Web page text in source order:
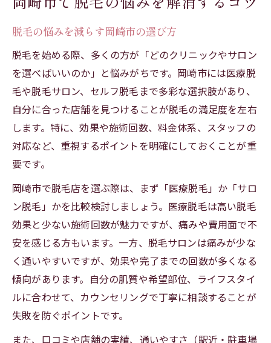
メンズ脱毛岡崎の効果的なクリニック選び
愛知県岡崎市のメンズ脱毛人気の理由
岡崎市で脱毛悩みを相談する最適な方法
VIO脱毛の事前準備と岡崎での注意点
脱毛岡崎のVIO事前準備で失敗回避
VIO脱毛の悩みを解く岡崎市のポイント
脱毛の悩みVIO編 岡崎市での注意点集
VIO脱毛岡崎で安心施術を受ける方法
後悔しない脱毛選びに必要な知識とは
脱毛選びで後悔しないための岡崎市対策
岡崎市脱毛の悩みを解決する選び方とは
愛知県岡崎市の脱毛選びで重視すべき点
後悔事例から学ぶ岡崎市脱毛の知識
脱毛の悩みを減らす岡崎市の選び方
脱毛を始める際、多くの方が「どのクリニックやサロン
を選べばいいのか」と悩みがちです。岡崎市には医療脱
毛や脱毛サロン、セルフ脱毛まで多彩な選択肢があり、
自分に合った店舗を見つけることが脱毛の満足度を左右
します。特に、効果や施術回数、料金体系、スタッフの
対応など、重視するポイントを明確にしておくことが重
要です。
岡崎市で脱毛店を選ぶ際は、まず「医療脱毛」か「サロ
ン脱毛」かを比較検討しましょう。医療脱毛は高い脱毛
効果と少ない施術回数が魅力ですが、痛みや費用面で不
安を感じる方もいます。一方、脱毛サロンは痛みが少な
く通いやすいですが、効果や完了までの回数が多くなる
傾向があります。自分の肌質や希望部位、ライフスタイ
ルに合わせて、カウンセリングで丁寧に相談することが
失敗を防ぐポイントです。
また、口コミや店舗の実績、通いやすさ（駅近・駐車場